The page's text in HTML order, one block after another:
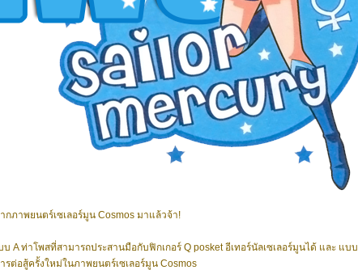
กภาพยนตร์เซเลอร์มูน Cosmos มาแล้วจ้า!
A ท่าโพสที่สามารถประสานมือกับฟิกเกอร์ Q posket อีเทอร์นัลเซเลอร์มูนได้ และ แบบ
ต่อสู้ครั้งใหม่ในภาพยนตร์เซเลอร์มูน Cosmos